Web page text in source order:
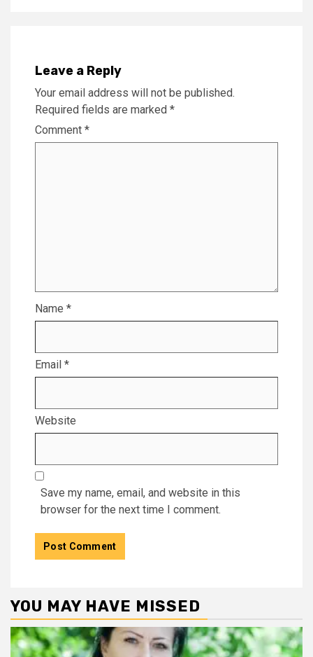
Leave a Reply
Your email address will not be published.
Required fields are marked *
Comment *
Name *
Email *
Website
Save my name, email, and website in this
browser for the next time I comment.
YOU MAY HAVE MISSED